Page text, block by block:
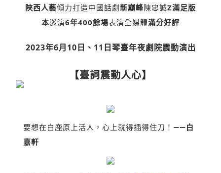
陜西人藝傾力打造中國話劇新巔峰陳忠誠Z滿足版
本巡演6年400餘場表演全媒體滿分好評
2023年6月10日、11日琴臺年夜劇院震動演出
【臺詞震動人心】
要想在白鹿原上活人，心上就得插得住刀！ ——白
嘉軒